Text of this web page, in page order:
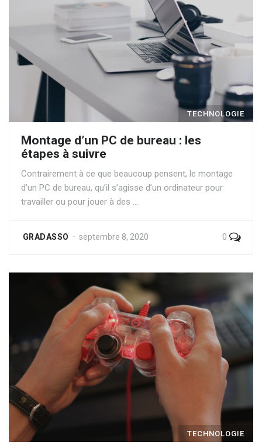
TECHNOLOGIE
Montage d’un PC de bureau : les
étapes à suivre
Contrairement à ce que beaucoup pensent, le montage
d’un PC de bureau, qu’il s’agisse d’un ordinateur pour
travailler ou pour jouer à des …
0
GRADASSO septembre 8, 2020
TECHNOLOGIE